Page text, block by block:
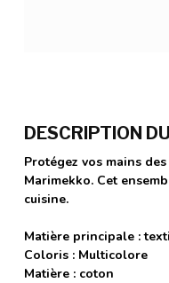
DESCRIPTION
Protégez vos mains
Marimekko. Cet
cuisine.
Matière principale :
Coloris : Multicolore
Matière : coton